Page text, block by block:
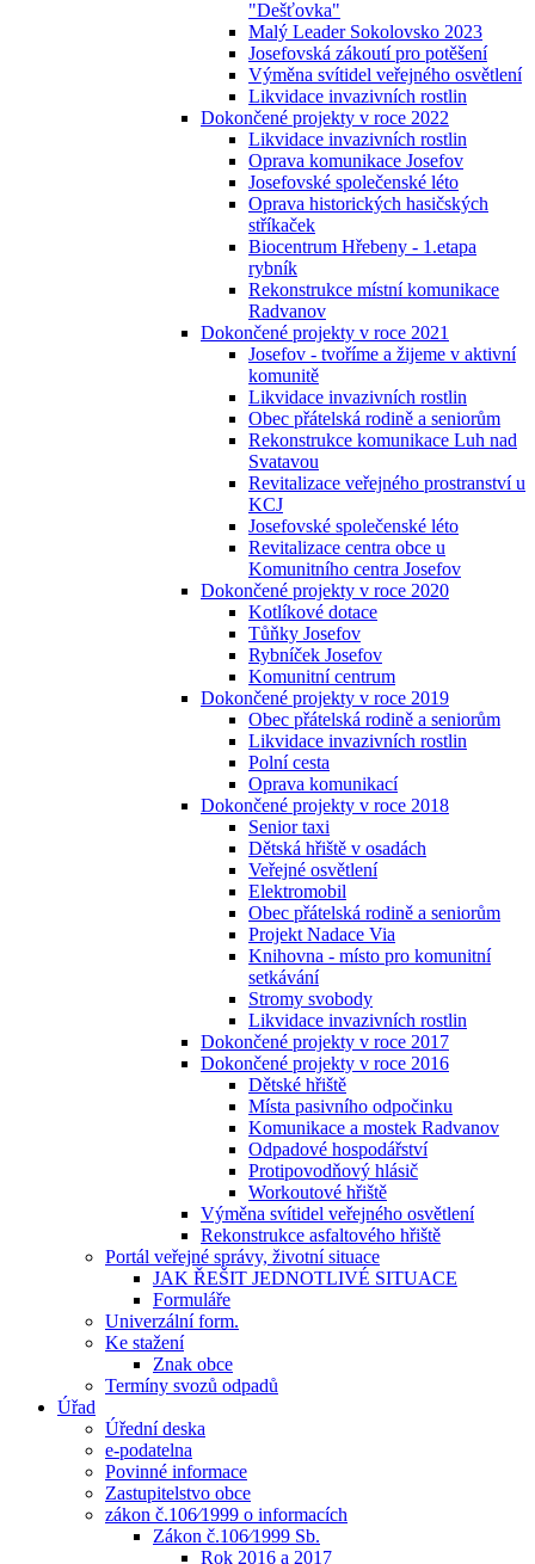
"Dešťovka"
Malý Leader Sokolovsko 2023
Josefovská zákoutí pro potěšení
Výměna svítidel veřejného osvětlení
Likvidace invazivních rostlin
Dokončené projekty v roce 2022
Likvidace invazivních rostlin
Oprava komunikace Josefov
Josefovské společenské léto
Oprava historických hasičských
stříkaček
Biocentrum Hřebeny - 1.etapa
rybník
Rekonstrukce místní komunikace
Radvanov
Dokončené projekty v roce 2021
Josefov - tvoříme a žijeme v aktivní
komunitě
Likvidace invazivních rostlin
Obec přátelská rodině a seniorům
Rekonstrukce komunikace Luh nad
Svatavou
Revitalizace veřejného prostranství u
KCJ
Josefovské společenské léto
Revitalizace centra obce u
Komunitního centra Josefov
Dokončené projekty v roce 2020
Kotlíkové dotace
Tůňky Josefov
Rybníček Josefov
Komunitní centrum
Dokončené projekty v roce 2019
Obec přátelská rodině a seniorům
Likvidace invazivních rostlin
Polní cesta
Oprava komunikací
Dokončené projekty v roce 2018
Senior taxi
Dětská hřiště v osadách
Veřejné osvětlení
Elektromobil
Obec přátelská rodině a seniorům
Projekt Nadace Via
Knihovna - místo pro komunitní
setkávání
Stromy svobody
Likvidace invazivních rostlin
Dokončené projekty v roce 2017
Dokončené projekty v roce 2016
Dětské hřiště
Místa pasivního odpočinku
Komunikace a mostek Radvanov
Odpadové hospodářství
Protipovodňový hlásič
Workoutové hřiště
Výměna svítidel veřejného osvětlení
Rekonstrukce asfaltového hřiště
Portál veřejné správy, životní situace
JAK ŘEŠIT JEDNOTLIVÉ SITUACE
Formuláře
Univerzální form.
Ke stažení
Znak obce
Termíny svozů odpadů
Úřad
Úřední deska
e-podatelna
Povinné informace
Zastupitelstvo obce
zákon č.106⁄1999 o informacích
Zákon č.106⁄1999 Sb.
Rok 2016 a 2017